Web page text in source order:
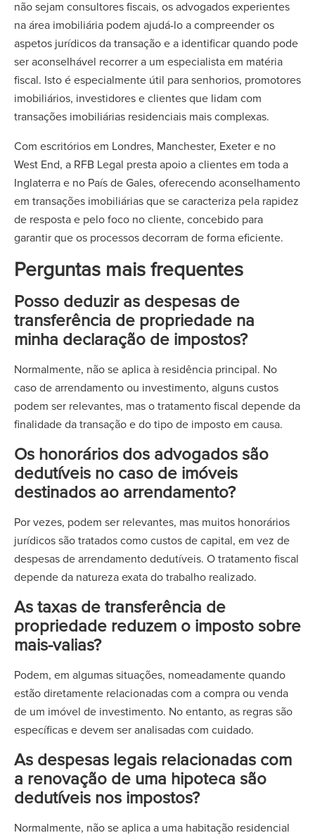
não sejam consultores fiscais, os advogados experientes
na área imobiliária podem ajudá-lo a compreender os
aspetos jurídicos da transação e a identificar quando pode
ser aconselhável recorrer a um especialista em matéria
fiscal. Isto é especialmente útil para senhorios, promotores
imobiliários, investidores e clientes que lidam com
transações imobiliárias residenciais mais complexas.
Com escritórios em Londres, Manchester, Exeter e no
West End, a RFB Legal presta apoio a clientes em toda a
Inglaterra e no País de Gales, oferecendo aconselhamento
em transações imobiliárias que se caracteriza pela rapidez
de resposta e pelo foco no cliente, concebido para
garantir que os processos decorram de forma eficiente.
Perguntas mais frequentes
Posso deduzir as despesas de
transferência de propriedade na
minha declaração de impostos?
Normalmente, não se aplica à residência principal. No
caso de arrendamento ou investimento, alguns custos
podem ser relevantes, mas o tratamento fiscal depende da
finalidade da transação e do tipo de imposto em causa.
Os honorários dos advogados são
dedutíveis no caso de imóveis
destinados ao arrendamento?
Por vezes, podem ser relevantes, mas muitos honorários
jurídicos são tratados como custos de capital, em vez de
despesas de arrendamento dedutíveis. O tratamento fiscal
depende da natureza exata do trabalho realizado.
As taxas de transferência de
propriedade reduzem o imposto sobre
mais-valias?
Podem, em algumas situações, nomeadamente quando
estão diretamente relacionadas com a compra ou venda
de um imóvel de investimento. No entanto, as regras são
específicas e devem ser analisadas com cuidado.
As despesas legais relacionadas com
a renovação de uma hipoteca são
dedutíveis nos impostos?
Normalmente, não se aplica a uma habitação residencial